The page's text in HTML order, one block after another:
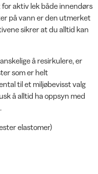
aktiv lek både innendørs
på vann er den utmerket
sikrer at du alltid kan
å resirkulere, er
som er helt
til et miljøbevisst valg
å alltid ha oppsyn med
elastomer)